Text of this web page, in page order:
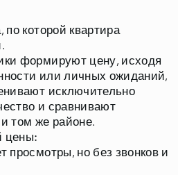
по которой квартира
формируют цену, исходя
или личных ожиданий,
исключительно
и сравнивают
просмотры, но без звонков и